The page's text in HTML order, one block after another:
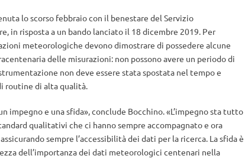
lo scorso febbraio con il benestare del Servizio
in risposta a un bando lanciato il 18 dicembre 2019. Per
meteorologiche devono dimostrare di possedere alcune
delle misurazioni: non possono avere un periodo di
non deve essere stata spostata nel tempo e
routine di alta qualità.
impegno e una sfida», conclude Bocchino. «L’impegno sta tutto
qualitativi che ci hanno sempre accompagnato e ora
sempre l’accessibilità dei dati per la ricerca. La sfida è
dell’importanza dei dati meteorologici centenari nella